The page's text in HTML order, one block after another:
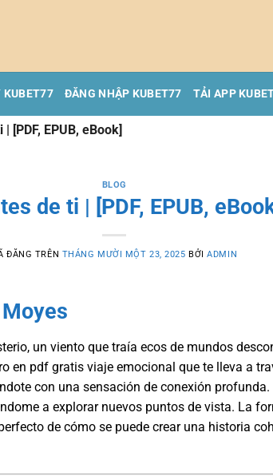
KUBET77 ĐĂNG NHẬP KUBET77 TẢI APP
[PDF, EPUB, eBook]
BLOG
de ti | [PDF, EPUB,
ĐĂNG TRÊN THÁNG MƯỜI MỘT 23, 2025 BỞIADMIN
un viento que traía ecos de mundos
en pdf gratis viaje emocional que te lleva a
con una sensación de conexión
a explorar nuevos puntos de vista. La
de cómo se puede crear una historia